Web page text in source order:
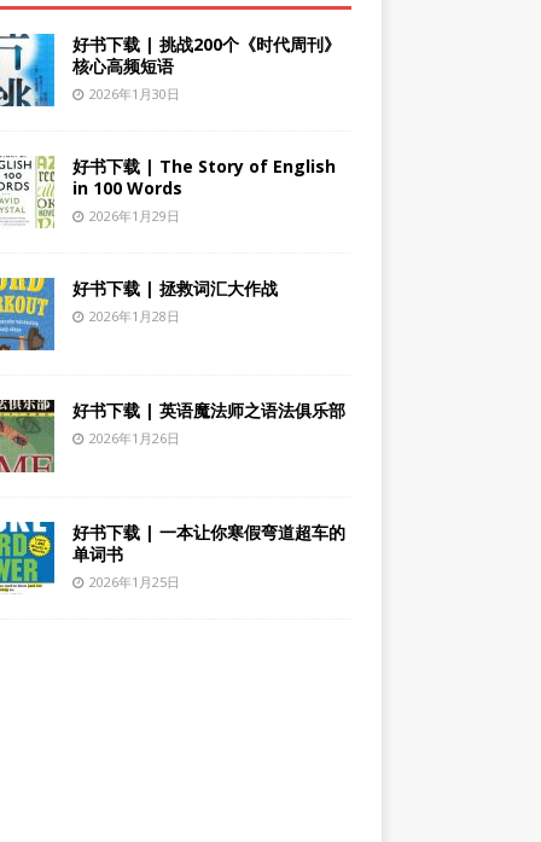
好书下载 | 挑战200个《时代周刊》
核心高频短语
2026年1月30日
好书下载 | The Story of English
in 100 Words
2026年1月29日
好书下载 | 拯救词汇大作战
2026年1月28日
好书下载 | 英语魔法师之语法俱乐部
2026年1月26日
好书下载 | 一本让你寒假弯道超车的
单词书
2026年1月25日